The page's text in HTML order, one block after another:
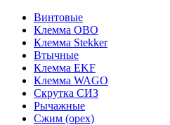
Винтовые
Клемма OBO
Клемма Stekker
Втычные
Клемма EKF
Клемма WAGO
Скрутка СИЗ
Рычажные
Сжим (орех)